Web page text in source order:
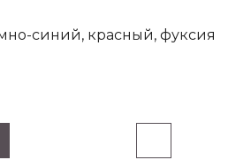
синий, красный, фуксия